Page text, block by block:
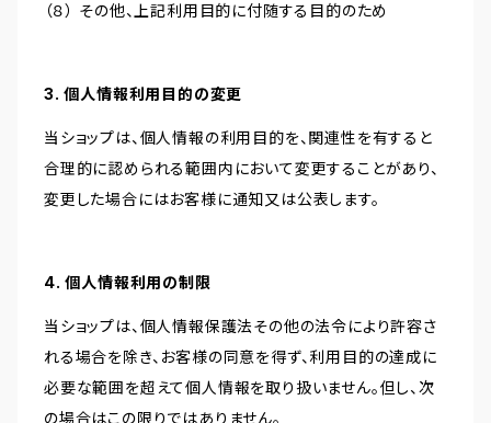
（８） その他、上記利用目的に付随する目的のため
3. 個人情報利用目的の変更
当ショップは、個人情報の利用目的を、関連性を有すると
合理的に認められる範囲内において変更することがあり、
変更した場合にはお客様に通知又は公表します。
4. 個人情報利用の制限
当ショップは、個人情報保護法その他の法令により許容さ
れる場合を除き、お客様の同意を得ず、利用目的の達成に
必要な範囲を超えて個人情報を取り扱いません。但し、次
の場合はこの限りではありません。